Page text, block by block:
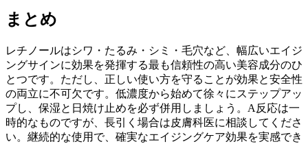
まとめ
レチノールはシワ・たるみ・シミ・毛穴など、幅広いエイジ
ングサインに効果を発揮する最も信頼性の高い美容成分のひ
とつです。ただし、正しい使い方を守ることが効果と安全性
の両立に不可欠です。低濃度から始めて徐々にステップアッ
プし、保湿と日焼け止めを必ず併用しましょう。A反応は一
時的なものですが、長引く場合は皮膚科医に相談してくださ
い。継続的な使用で、確実なエイジングケア効果を実感でき